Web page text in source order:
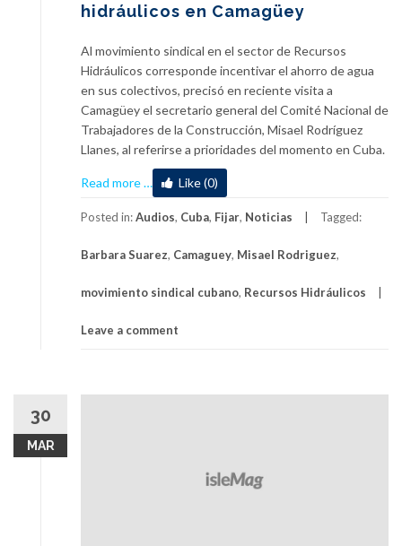
hidráulicos en Camagüey
Al movimiento sindical en el sector de Recursos
Hidráulicos corresponde incentivar el ahorro de agua
en sus colectivos, precisó en reciente visita a
Camagüey el secretario general del Comité Nacional de
Trabajadores de la Construcción, Misael Rodríguez
Llanes, al referirse a prioridades del momento en Cuba.
Read more
about
Convocan
a
y
a
en
en
… Like (0)
Posted in:Audios, Cuba, Fijar, Noticias Tagged:
Barbara Suarez, Camaguey, Misael Rodriguez,
movimiento sindical cubano, Recursos Hidráulicos
Leave a comment
30
MAR